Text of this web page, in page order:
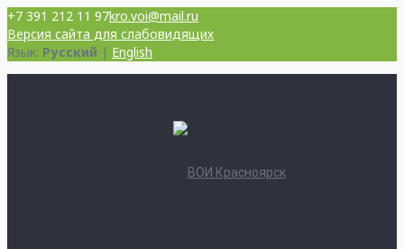
+7 391 212 11 97kro.voi@mail.ru
Версия сайта для слабовидящих
Язык: Русский | English